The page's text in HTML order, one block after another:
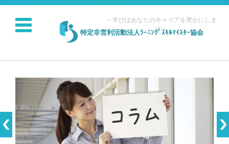
特定非営利活動法人ﾗｰﾆﾝｸﾞｽｷﾙﾏｲｽﾀｰ協会
～学びはあなたのキャリアを豊かにしま
す～
コンテンツに移動